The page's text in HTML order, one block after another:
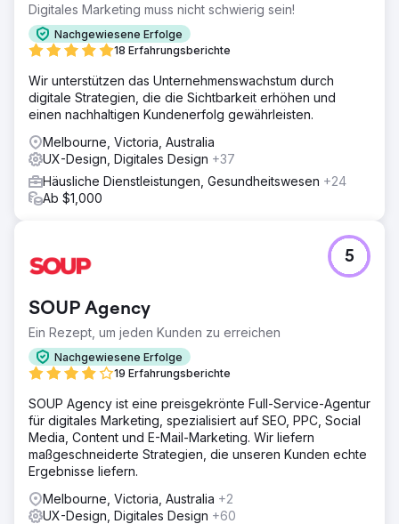
Digitales Marketing muss nicht schwierig sein!
Nachgewiesene Erfolge
18 Erfahrungsberichte
Wir unterstützen das Unternehmenswachstum durch
digitale Strategien, die die Sichtbarkeit erhöhen und
einen nachhaltigen Kundenerfolg gewährleisten.
Melbourne, Victoria, Australia
UX-Design, Digitales Design +37
Häusliche Dienstleistungen, Gesundheitswesen +24
Ab $1,000
SOUP Agency
Ein Rezept, um jeden Kunden zu erreichen
Nachgewiesene Erfolge
19 Erfahrungsberichte
5
SOUP Agency ist eine preisgekrönte Full-Service-Agentur
für digitales Marketing, spezialisiert auf SEO, PPC, Social
Media, Content und E-Mail-Marketing. Wir liefern
maßgeschneiderte Strategien, die unseren Kunden echte
Ergebnisse liefern.
Melbourne, Victoria, Australia +2
UX-Design, Digitales Design +60